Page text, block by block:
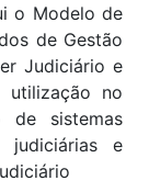
o Modelo de
de Gestão
Judiciário e
utilização no
de sistemas
judiciárias e